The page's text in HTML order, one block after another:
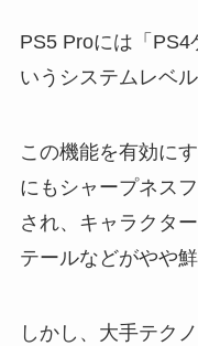
PS5 Proには「PS4
いうシステムレベ
この機能を有効に
にもシャープネス
され、キャラクタ
テールなどがやや
しかし、大手テク